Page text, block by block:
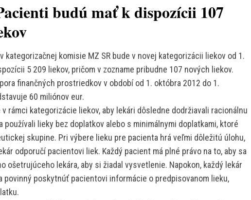
budú mať k dispozícii 107
kategorizačnej komisie MZ SR bude v novej kategorizácii liekov od 1.
5 209 liekov, pričom v zozname pribudne 107 nových liekov.
finančných prostriedkov v období od 1. októbra 2012 do 1.
60 miliónov eur.
v rámci kategorizácie liekov, aby lekári dôsledne dodržiavali racionálnu
používali lieky bez doplatkov alebo s minimálnymi doplatkami, ktoré
skupine. Pri výbere lieku pre pacienta hrá veľmi dôležitú úlohu,
odporučí pacientovi liek. Každý pacient má plné právo na to, aby sa
ošetrujúceho lekára, aby si žiadal vysvetlenie. Napokon, každý lekár
povinný poskytnúť pacientovi informácie o predpisovanom lieku,